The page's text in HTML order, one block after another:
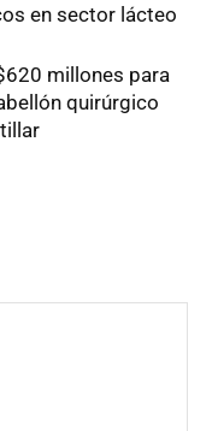
en sector lácteo
millones para
quirúrgico